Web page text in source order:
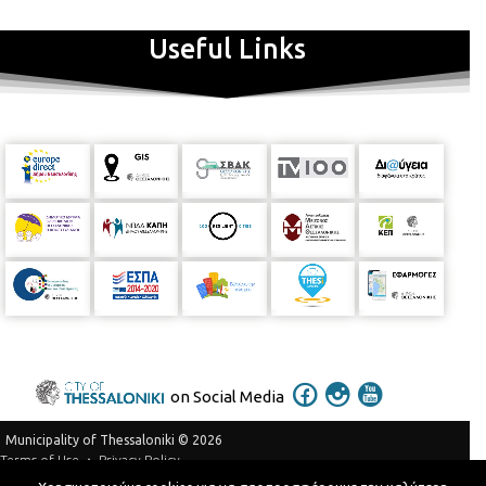
Useful Links
on Social Media
Municipality of Thessaloniki © 2026
Terms of Use
Privacy Policy